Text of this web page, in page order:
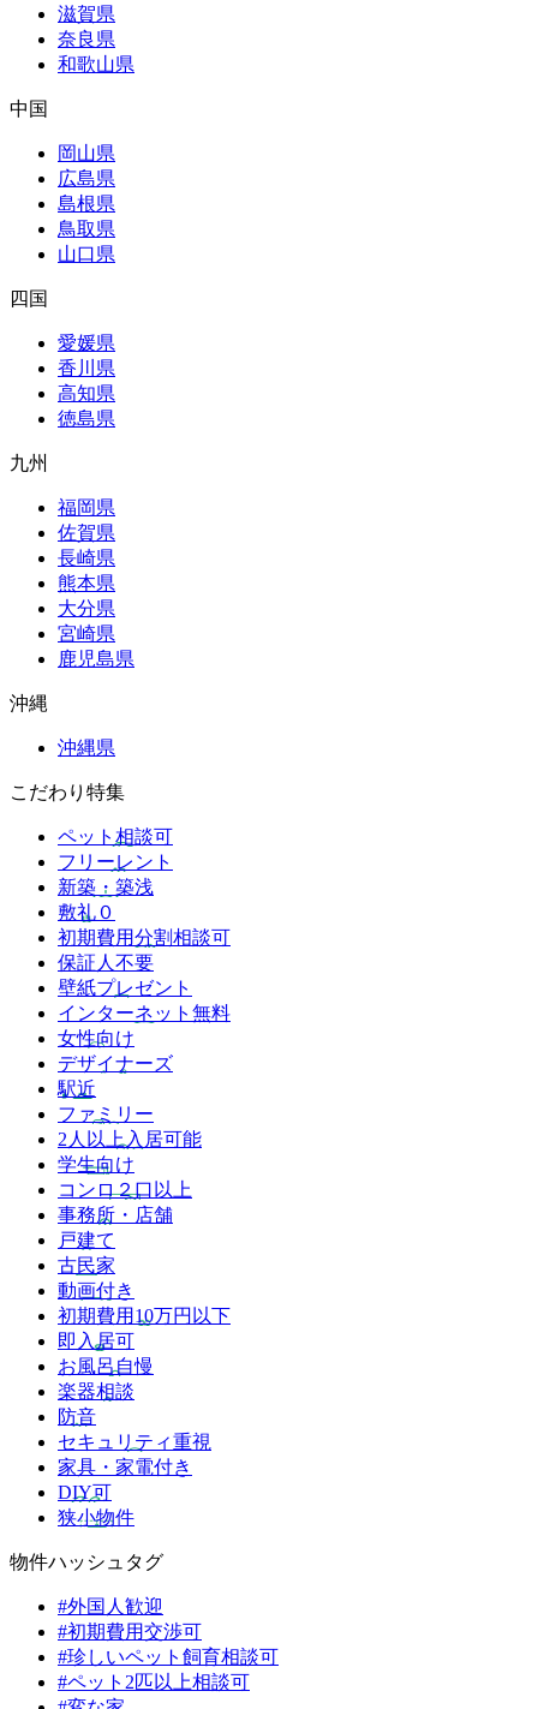
滋賀県
奈良県
和歌山県
中国
岡山県
広島県
島根県
鳥取県
山口県
四国
愛媛県
香川県
高知県
徳島県
九州
福岡県
佐賀県
長崎県
熊本県
大分県
宮崎県
鹿児島県
沖縄
沖縄県
こだわり特集
ペット相談可
フリーレント
新築・築浅
敷礼０
初期費用分割相談可
保証人不要
壁紙プレゼント
インターネット無料
女性向け
デザイナーズ
駅近
ファミリー
2人以上入居可能
学生向け
コンロ２口以上
事務所・店舗
戸建て
古民家
動画付き
初期費用10万円以下
即入居可
お風呂自慢
楽器相談
防音
セキュリティ重視
家具・家電付き
DIY可
狭小物件
物件ハッシュタグ
#外国人歓迎
#初期費用交渉可
#珍しいペット飼育相談可
#ペット2匹以上相談可